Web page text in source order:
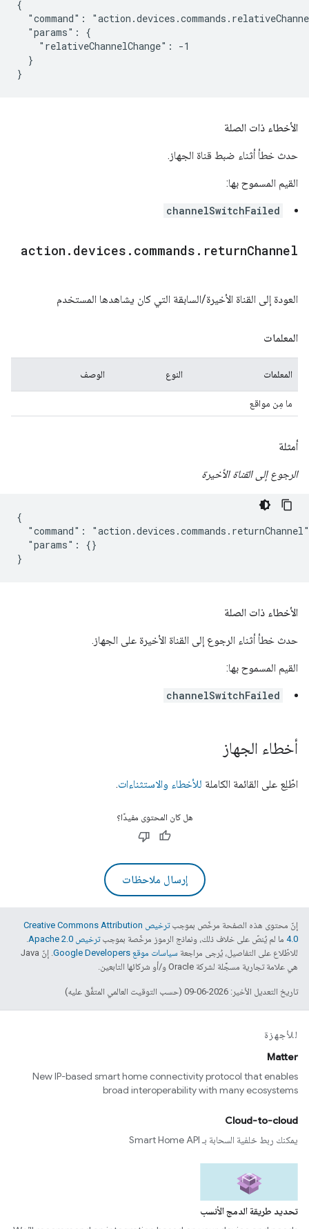
{
"command":
  "params": {
    "relativeChannelChange": -1
  }
}
الأخطاء ذات الصلة
حدث خطأ أثناء ضبط قناة الجهاز.
القيم المسموح بها:
channelSwitchFailed
action . devices . commands . returnChannel
العودة إلى القناة الأخيرة/السابقة التي كان يشاهدها المستخدم
المعلمات
المعلمات النوع الوصف
ما مِن مواقع
أمثلة
الرجوع إلى القناة الأخيرة
{
"command":
  "params": {}
}
الأخطاء ذات الصلة
حدث خطأ أثناء الرجوع إلى القناة الأخيرة على الجهاز.
القيم المسموح بها:
channelSwitchFailed
أخطاء الجهاز
اطّلِع على القائمة الكاملة للأخطاء والاستثناءات.
هل كان المحتوى مفيدًا؟
إرسال ملاحظات
إنّ محتوى هذه الصفحة مرخّص بموجب
ترخيص Creative Commons Attribution
4.0‏ ما لم يُنصّ على خلاف ذلك، ونماذج الرموز مرخّصة بموجبترخيص Apache 2.0‏
.
للاطّلاع على التفاصيل، يُرجى مراجعة سياسات موقع Google Developers‏
. إنّ Java
هي علامة تجارية مسجَّلة لشركة Oracle و/أو شركائها التابعين.
تاريخ التعديل الأخير: 2026-06-09 (حسب التوقيت العالمي المتفَّق عليه)
للأجهزة
Matter
New IP-based smart home connectivity protocol that enables
broad interoperability with many ecosystems
Cloud-to-cloud
يمكنك ربط خلفية السحابة بـ Smart Home API
تحديد طريقة الدمج الأنسب